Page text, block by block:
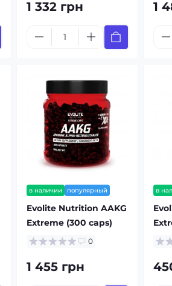
1 332 грн 1
в наличии популярный
Evolite Nutrition AAKG
Extreme (300 caps)
0
1 455 грн
в